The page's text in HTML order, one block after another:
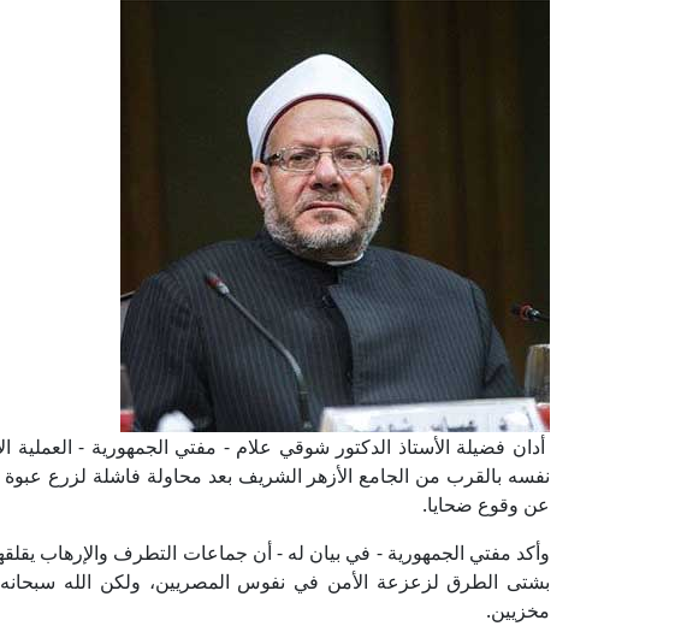
أدان فضيلة الأستاذ الدكتور شوقي علام - مفتي الجمهورية - العملية
نفسه بالقرب من الجامع الأزهر الشريف بعد محاولة فاشلة لزرع
عن وقوع ضحايا.
وأكد مفتي الجمهورية - في بيان له - أن جماعات التطرف والإرهاب
بشتى الطرق لزعزعة الأمن في نفوس المصريين، ولكن الله
مخزيين.